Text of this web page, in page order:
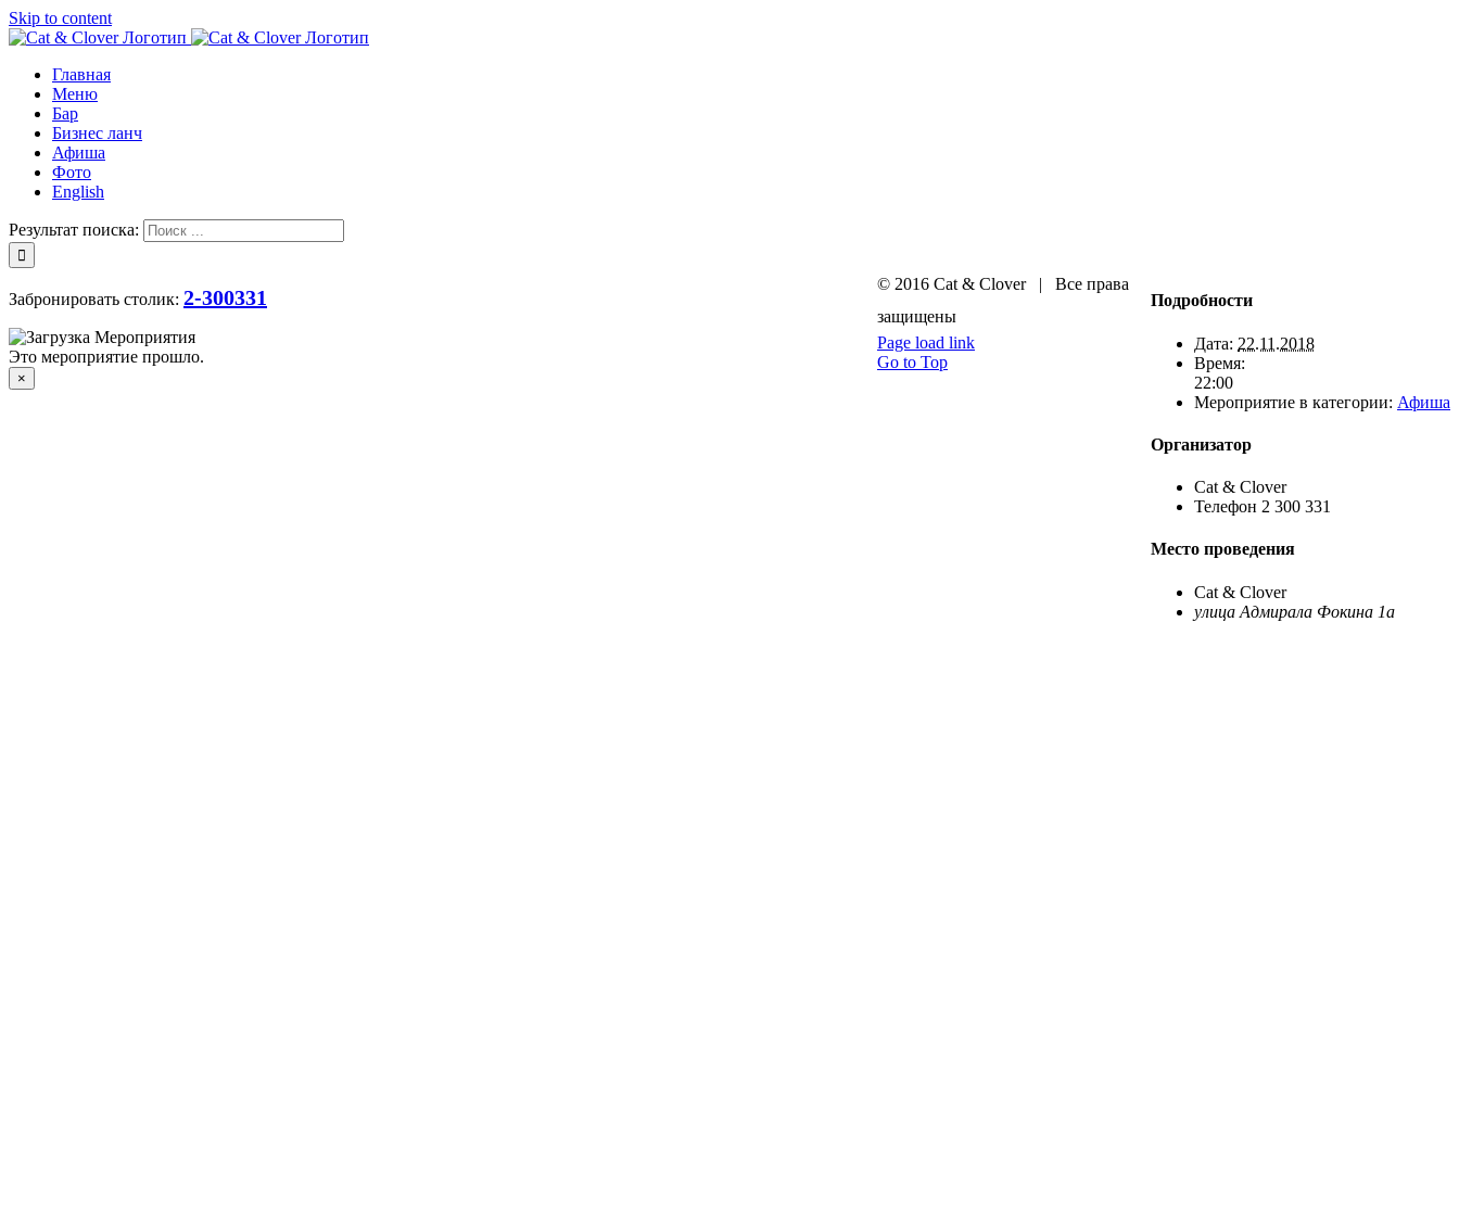
Skip to content
Главная
Меню
Бар
Бизнес ланч
Афиша
Фото
English
Результат поиска:
Забронировать столик: 2-300331
Это мероприятие прошло.
×
Подробности
Дата: 22.11.2018
Время:
22:00
Мероприятие в категории: Афиша
Организатор
Cat & Clover
Телефон 2 300 331
Место проведения
Cat & Clover
улица Адмирала Фокина 1а
© 2016 Cat & Clover | Все права
защищены
Page load link
Go to Top